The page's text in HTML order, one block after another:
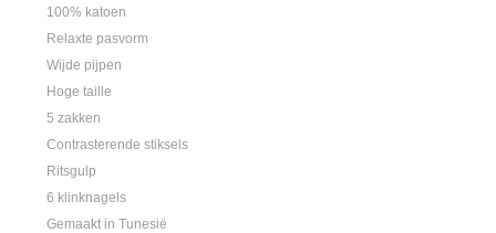
100% katoen
Relaxte pasvorm
Wijde pijpen
Hoge taille
5 zakken
Contrasterende stiksels
Ritsgulp
6 klinknagels
Gemaakt in Tunesië